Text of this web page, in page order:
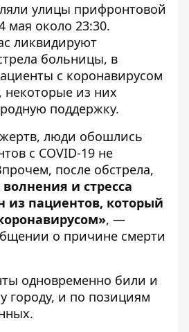
улицы прифронтовой
мая около 23:30.
ликвидируют
больницы, в
с коронавирусом
из них
поддержку.
люди обошлись
с COVID-19 не
после обстрела,
волнения и стресса
из пациентов, который
, —
о причине смерти
одновременно били и
городу, и по позициям